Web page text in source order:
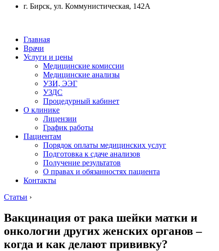
г. Бирск, ул. Коммунистическая, 142А
Главная
Врачи
Услуги и цены
Медицинские комиссии
Медицинские анализы
УЗИ, ЭЭГ
УЗДС
Процедурный кабинет
О клинике
Лицензии
График работы
Пациентам
Порядок оплаты медицинских услуг
Подготовка к сдаче анализов
Получение результатов
О правах и обязанностях пациента
Контакты
Статьи ›
Вакцинация от рака шейки матки и
онкологии других женских органов –
когда и как делают прививку?